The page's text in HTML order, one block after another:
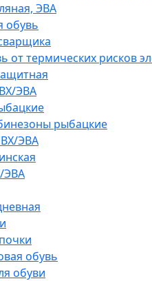
ЭВА
обувь
от термических рисков
ЭВА
рыбацкие
ЭВА
ЭВА
обувь
обуви